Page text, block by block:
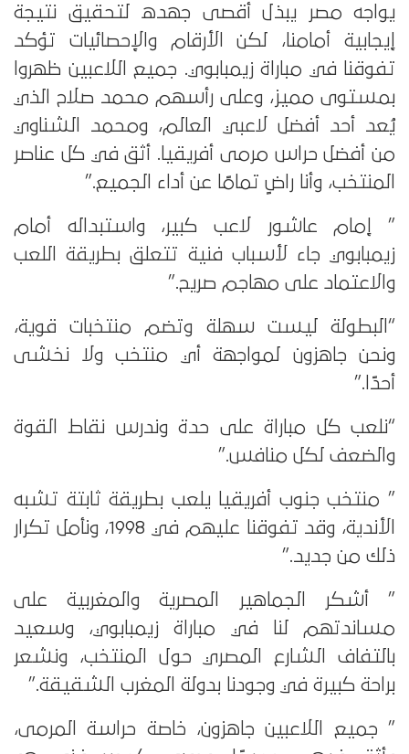
يواجه مصر يبذل أقصى جهده لتحقيق نتيجة
إيجابية أمامنا، لكن الأرقام والإحصائيات تؤكد
تفوقنا في مباراة زيمبابوي. جميع اللاعبين ظهروا
بمستوى مميز، وعلى رأسهم محمد صلاح الذي
يُعد أحد أفضل لاعبي العالم، ومحمد الشناوي
من أفضل حراس مرمى أفريقيا. أثق في كل عناصر
المنتخب، وأنا راضٍ تمامًا عن أداء الجميع.”
” إمام عاشور لاعب كبير، واستبداله أمام
زيمبابوي جاء لأسباب فنية تتعلق بطريقة اللعب
والاعتماد على مهاجم صريح.”
“البطولة ليست سهلة وتضم منتخبات قوية،
ونحن جاهزون لمواجهة أي منتخب ولا نخشى
أحدًا.”
“نلعب كل مباراة على حدة وندرس نقاط القوة
والضعف لكل منافس.”
” منتخب جنوب أفريقيا يلعب بطريقة ثابتة تشبه
الأندية، وقد تفوقنا عليهم في 1998، ونأمل تكرار
ذلك من جديد.”
” أشكر الجماهير المصرية والمغربية على
مساندتهم لنا في مباراة زيمبابوي، وسعيد
بالتفاف الشارع المصري حول المنتخب، ونشعر
براحة كبيرة في وجودنا بدولة المغرب الشقيقة.”
” جميع اللاعبين جاهزون، خاصة حراسة المرمى،